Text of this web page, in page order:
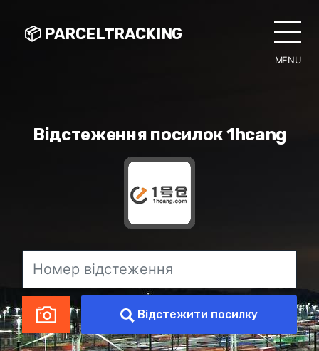
MENU
📦 PARCELTRACKING
Відстеження посилок 1hcang
Відстежити посилку